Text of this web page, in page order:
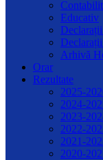
Educativ
Arhivă
Orar
Rezultate
2025-
2024-
2023-
2022-
2021-
2020-